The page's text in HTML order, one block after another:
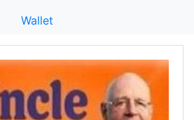
Wallet